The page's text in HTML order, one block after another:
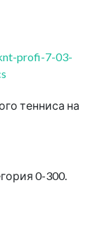
profi-7-03-
тенниса на
0-300.